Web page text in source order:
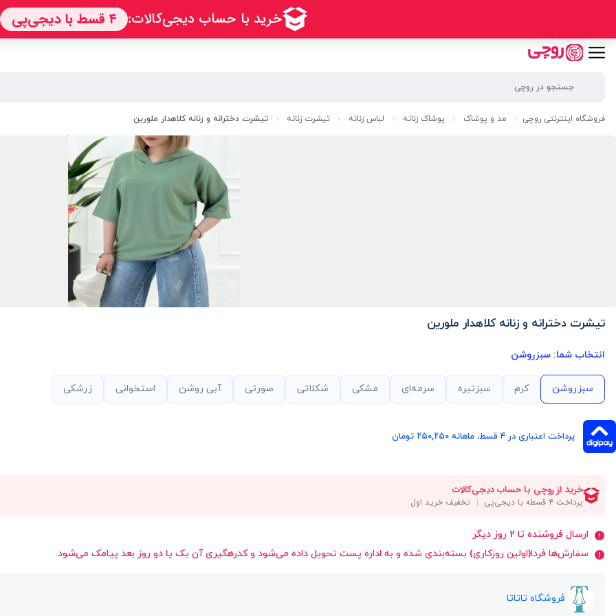
فروشگاه اینترنتی روچی / مد و پوشاک / پوشاک زنانه / لباس زنانه / تیشرت زنانه / تیشرت دخترانه و زنانه کلاهدار ملورین
تیشرت دخترانه و زنانه کلاهدار ملورین
انتخاب شما: سبزروشن
سبزروشن کرم سبزتیره سرمه‌ای مشکی شکلاتی صورتی آبی روشن استخوانی زرشکی
پرداخت اعتباری در ۴ قسط، ماهانه 250,250 تومان
ارسال فروشنده تا 2 روز دیگر
سفارش‌ها فردا(اولین روزکاری) بسته‌بندی شده و به اداره پست تحویل داده می‌شود و کدرهگیری آن یک یا دو روز بعد پیامک می‌شود.
فروشگاه تاتاتا